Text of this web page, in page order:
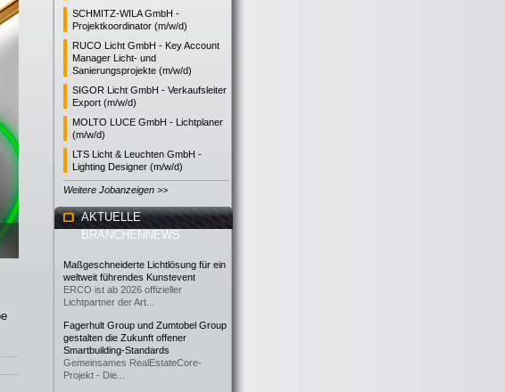
SCHMITZ-WILA GmbH -
Projektkoordinator (m/w/d)
RUCO Licht GmbH - Key Account
Manager Licht- und
Sanierungsprojekte (m/w/d)
SIGOR Licht GmbH - Verkaufsleiter
Export (m/w/d)
MOLTO LUCE GmbH - Lichtplaner
(m/w/d)
LTS Licht & Leuchten GmbH -
Lighting Designer (m/w/d)
Weitere Jobanzeigen >>
AKTUELLE
BRANCHENNEWS
Maßgeschneiderte Lichtlösung für ein
weltweit führendes Kunstevent
ERCO ist ab 2026 offizieller
Lichtpartner der Art...
Fagerhult Group und Zumtobel Group
gestalten die Zukunft offener
Smartbuilding-Standards
Gemeinsames RealEstateCore-
Projekt - Die...